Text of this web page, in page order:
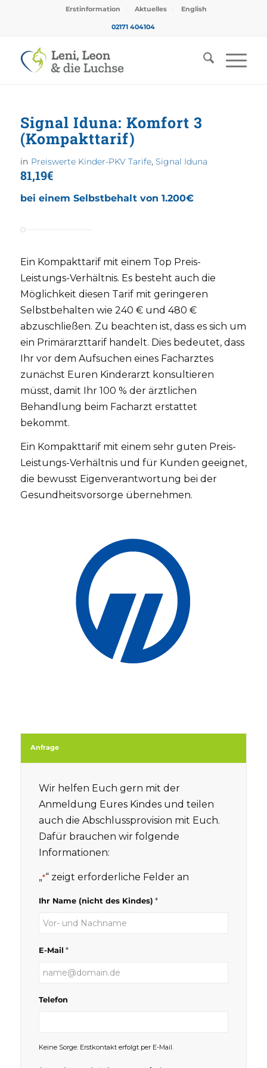
Erstinformation Aktuelles English
02171 404104
Signal Iduna: Komfort 3
(Kompakttarif)
in Preiswerte Kinder-PKV Tarife, Signal Iduna
81,19€
bei einem Selbstbehalt von 1.200€
Ein Kompakttarif mit einem Top Preis-
Leistungs-Verhältnis. Es besteht auch die
Möglichkeit diesen Tarif mit geringeren
Selbstbehalten wie 240 € und 480 €
abzuschließen. Zu beachten ist, dass es sich um
ein Primärarzttarif handelt. Dies bedeutet, dass
Ihr vor dem Aufsuchen eines Facharztes
zunächst Euren Kinderarzt konsultieren
müsst, damit Ihr 100 % der ärztlichen
Behandlung beim Facharzt erstattet
bekommt.
Ein Kompakttarif mit einem sehr guten Preis-
Leistungs-Verhältnis und für Kunden geeignet,
die bewusst Eigenverantwortung bei der
Gesundheitsvorsorge übernehmen.
Anfrage
Wir helfen Euch gern mit der
Anmeldung Eures Kindes und teilen
auch die Abschlussprovision mit Euch.
Dafür brauchen wir folgende
Informationen:
„*“ zeigt erforderliche Felder an
Ihr Name (nicht des Kindes) *
E-Mail *
Telefon
Keine Sorge: Erstkontakt erfolgt per E-Mail.